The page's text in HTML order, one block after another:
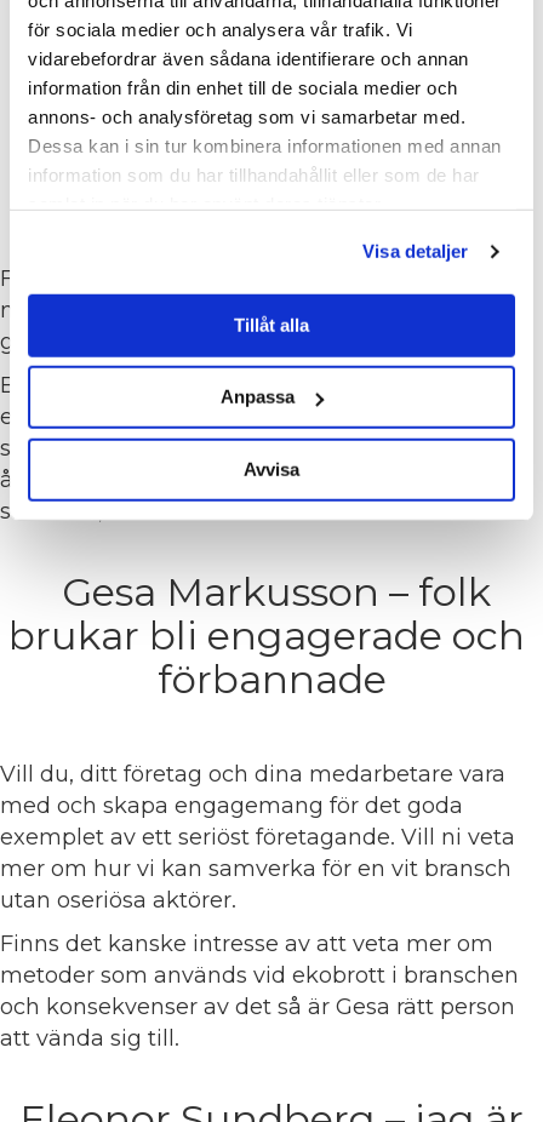
för sociala medier och analysera vår trafik. Vi
vidarebefordrar även sådana identifierare och annan
information från din enhet till de sociala medier och
annons- och analysföretag som vi samarbetar med.
Dessa kan i sin tur kombinera informationen med annan
information som du har tillhandahållit eller som de har
Visa detaljer
Tillåt alla
Anpassa
Avvisa
För alla er som på ett eller annat sätt handskas
med olika golvmaterial (sten, trä, linoleum, plast,
gummi osv).
Behöver du, ditt företag och dina medarbetare
en inspiratör, som kan berätta och ge tips och
stöd i hur ni på bästa sätt kan ta hand om,
återuppliva och dagligstäda era golv på bästa
sätt m.m, så är Mårten den du ska kontakta.
Gesa Markusson – folk
brukar bli engagerade och
förbannade
Vill du, ditt företag och dina medarbetare vara
med och skapa engagemang för det goda
exemplet av ett seriöst företagande. Vill ni veta
mer om hur vi kan samverka för en vit bransch
utan oseriösa aktörer.
Finns det kanske intresse av att veta mer om
metoder som används vid ekobrott i branschen
och konsekvenser av det så är Gesa rätt person
att vända sig till.